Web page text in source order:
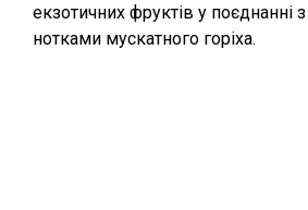
екзотичних фруктів у поєднанні
нотками мускатного горіха.